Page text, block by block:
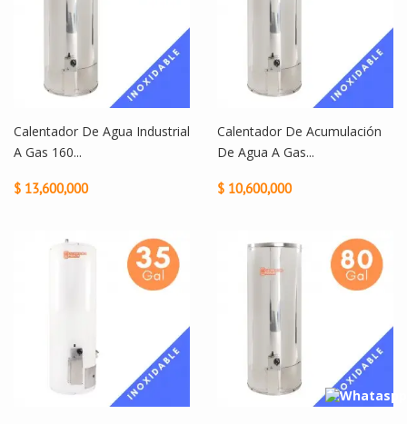
Calentador De Agua Industrial
A Gas 160...
$ 13,600,000
Calentador De Acumulación
De Agua A Gas...
$ 10,600,000